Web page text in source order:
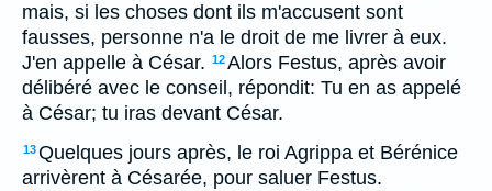
mais, si les choses dont ils m'accusent sont
fausses, personne n'a le droit de me livrer à eux.
J'en appelle à César. 12Alors Festus, après avoir
délibéré avec le conseil, répondit: Tu en as appelé
à César; tu iras devant César.
13Quelques jours après, le roi Agrippa et Bérénice
arrivèrent à Césarée, pour saluer Festus.